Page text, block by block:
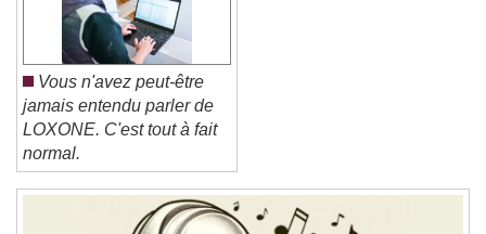
Reset
Done
Close Modal Dialog
End of dialog window.
Vous n'avez peut-être
jamais entendu parler de
LOXONE. C'est tout à fait
normal.